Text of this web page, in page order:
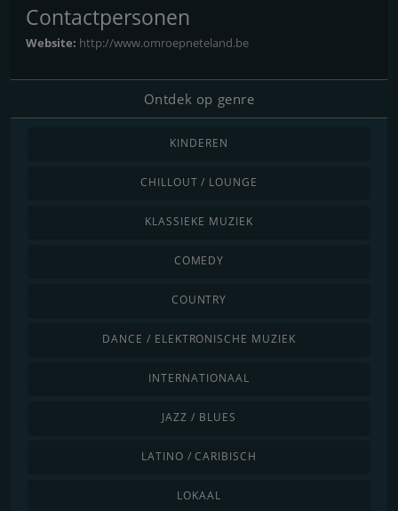
Contactpersonen
Website: http://www.omroepneteland.be
Ontdek op genre
KINDEREN
CHILLOUT / LOUNGE
KLASSIEKE MUZIEK
COMEDY
COUNTRY
DANCE / ELEKTRONISCHE MUZIEK
INTERNATIONAAL
JAZZ / BLUES
LATINO / CARIBISCH
LOKAAL